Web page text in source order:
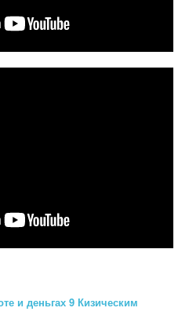
и деньгах 9 Кизическим